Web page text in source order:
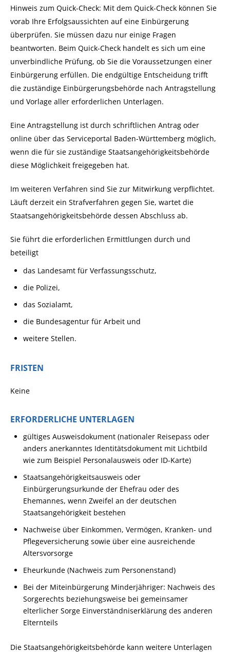
Hinweis zum Quick-Check: Mit dem Quick-Check können Sie
vorab Ihre Erfolgsaussichten auf eine Einbürgerung
überprüfen. Sie müssen dazu nur einige Fragen
beantworten. Beim Quick-Check handelt es sich um eine
unverbindliche Prüfung, ob Sie die Voraussetzungen einer
Einbürgerung erfüllen. Die endgültige Entscheidung trifft
die zuständige Einbürgerungsbehörde nach Antragstellung
und Vorlage aller erforderlichen Unterlagen.
Eine Antragstellung ist durch schriftlichen Antrag oder
online über das Serviceportal Baden-Württemberg möglich,
wenn die für sie zuständige Staatsangehörigkeitsbehörde
diese Möglichkeit freigegeben hat.
Im weiteren Verfahren sind Sie zur Mitwirkung verpflichtet.
Läuft derzeit ein Strafverfahren gegen Sie, wartet die
Staatsangehörigkeitsbehörde dessen Abschluss ab.
Sie führt die erforderlichen Ermittlungen durch und
beteiligt
das Landesamt für Verfassungsschutz,
die Polizei,
das Sozialamt,
die Bundesagentur für Arbeit und
weitere Stellen.
FRISTEN
Keine
ERFORDERLICHE UNTERLAGEN
gültiges Ausweisdokument (nationaler Reisepass oder
anders anerkanntes Identitätsdokument mit Lichtbild
wie zum Beispiel Personalausweis oder ID-Karte)
Staatsangehörigkeitsausweis oder
Einbürgerungsurkunde der Ehefrau oder des
Ehemannes, wenn Zweifel an der deutschen
Staatsangehörigkeit bestehen
Nachweise über Einkommen, Vermögen, Kranken- und
Pflegeversicherung sowie über eine ausreichende
Altersvorsorge
Eheurkunde (Nachweis zum Personenstand)
Bei der Miteinbürgerung Minderjähriger: Nachweis des
Sorgerechts beziehungsweise bei gemeinsamer
elterlicher Sorge Einverständniserklärung des anderen
Elternteils
Die Staatsangehörigkeitsbehörde kann weitere Unterlagen